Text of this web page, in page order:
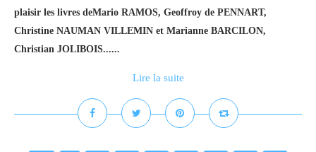
plaisir les livres deMario RAMOS, Geoffroy de PENNART,
Christine NAUMAN VILLEMIN et Marianne BARCILON,
Christian JOLIBOIS......
Lire la suite